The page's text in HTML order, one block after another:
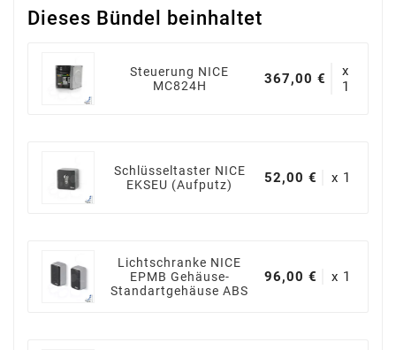
Dieses Bündel beinhaltet
Steuerung NICE
MC824H
367,00 €
x
1
Schlüsseltaster NICE
EKSEU (Aufputz)
52,00 € x 1
Lichtschranke NICE
EPMB Gehäuse-
Standartgehäuse ABS
96,00 € x 1